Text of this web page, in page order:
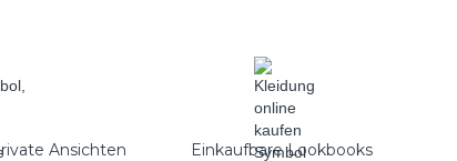
Ansichten Einkaufbare Lookbooks